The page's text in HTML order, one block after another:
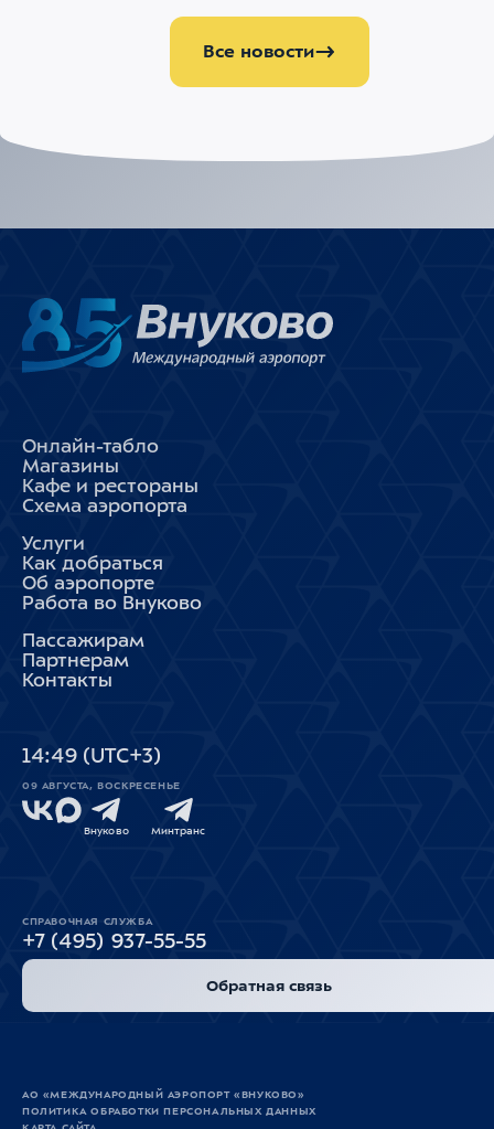
Все новости
Онлайн-табло
Магазины
Кафе и рестораны
Схема аэропорта
Услуги
Как добраться
Об аэропорте
Работа во Внуково
Пассажирам
Партнерам
Контакты
14:49 (UTC+3)
09 АВГУСТА, ВОСКРЕСЕНЬЕ
Внуково Минтранс
СПРАВОЧНАЯ СЛУЖБА
+7 (495) 937-55-55
Обратная связь
АО «МЕЖДУНАРОДНЫЙ АЭРОПОРТ «ВНУКОВО»
ПОЛИТИКА ОБРАБОТКИ ПЕРСОНАЛЬНЫХ ДАННЫХ